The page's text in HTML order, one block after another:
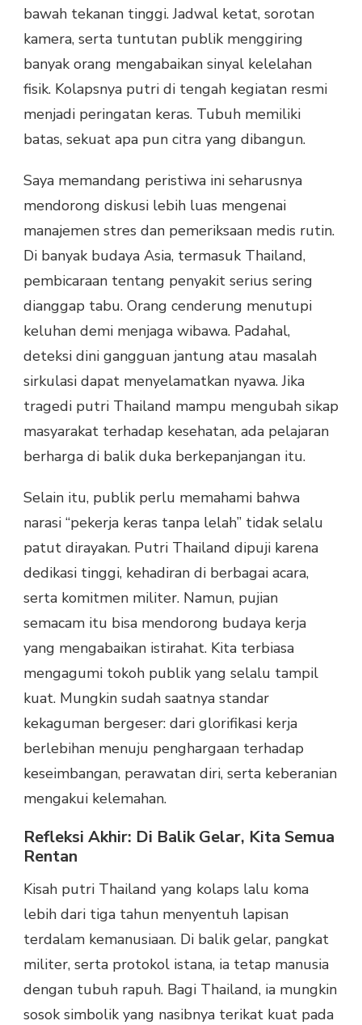
bawah tekanan tinggi. Jadwal ketat, sorotan
kamera, serta tuntutan publik menggiring
banyak orang mengabaikan sinyal kelelahan
fisik. Kolapsnya putri di tengah kegiatan resmi
menjadi peringatan keras. Tubuh memiliki
batas, sekuat apa pun citra yang dibangun.
Saya memandang peristiwa ini seharusnya
mendorong diskusi lebih luas mengenai
manajemen stres dan pemeriksaan medis rutin.
Di banyak budaya Asia, termasuk Thailand,
pembicaraan tentang penyakit serius sering
dianggap tabu. Orang cenderung menutupi
keluhan demi menjaga wibawa. Padahal,
deteksi dini gangguan jantung atau masalah
sirkulasi dapat menyelamatkan nyawa. Jika
tragedi putri Thailand mampu mengubah sikap
masyarakat terhadap kesehatan, ada pelajaran
berharga di balik duka berkepanjangan itu.
Selain itu, publik perlu memahami bahwa
narasi “pekerja keras tanpa lelah” tidak selalu
patut dirayakan. Putri Thailand dipuji karena
dedikasi tinggi, kehadiran di berbagai acara,
serta komitmen militer. Namun, pujian
semacam itu bisa mendorong budaya kerja
yang mengabaikan istirahat. Kita terbiasa
mengagumi tokoh publik yang selalu tampil
kuat. Mungkin sudah saatnya standar
kekaguman bergeser: dari glorifikasi kerja
berlebihan menuju penghargaan terhadap
keseimbangan, perawatan diri, serta keberanian
mengakui kelemahan.
Refleksi Akhir: Di Balik Gelar, Kita Semua
Rentan
Kisah putri Thailand yang kolaps lalu koma
lebih dari tiga tahun menyentuh lapisan
terdalam kemanusiaan. Di balik gelar, pangkat
militer, serta protokol istana, ia tetap manusia
dengan tubuh rapuh. Bagi Thailand, ia mungkin
sosok simbolik yang nasibnya terikat kuat pada